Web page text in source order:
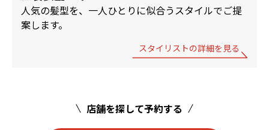
人気の髪型を、一人ひとりに似合うスタイルでご提
案します。
スタイリストの詳細を見る
店舗を探して予約する